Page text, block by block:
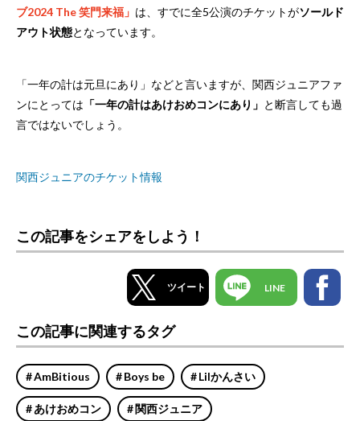
ブ2024 The 笑門来福」 は、すでに全5公演のチケットがソールド
アウト状態となっています。
「一年の計は元旦にあり」などと言いますが、関西ジュニアファ
ンにとっては 「一年の計はあけおめコンにあり」 と断言しても過
言ではないでしょう。
関西ジュニアのチケット情報
この記事をシェアをしよう！
ツイート LINE
この記事に関連するタグ
AmBitious Boys be Lilかんさい
あけおめコン 関西ジュニア